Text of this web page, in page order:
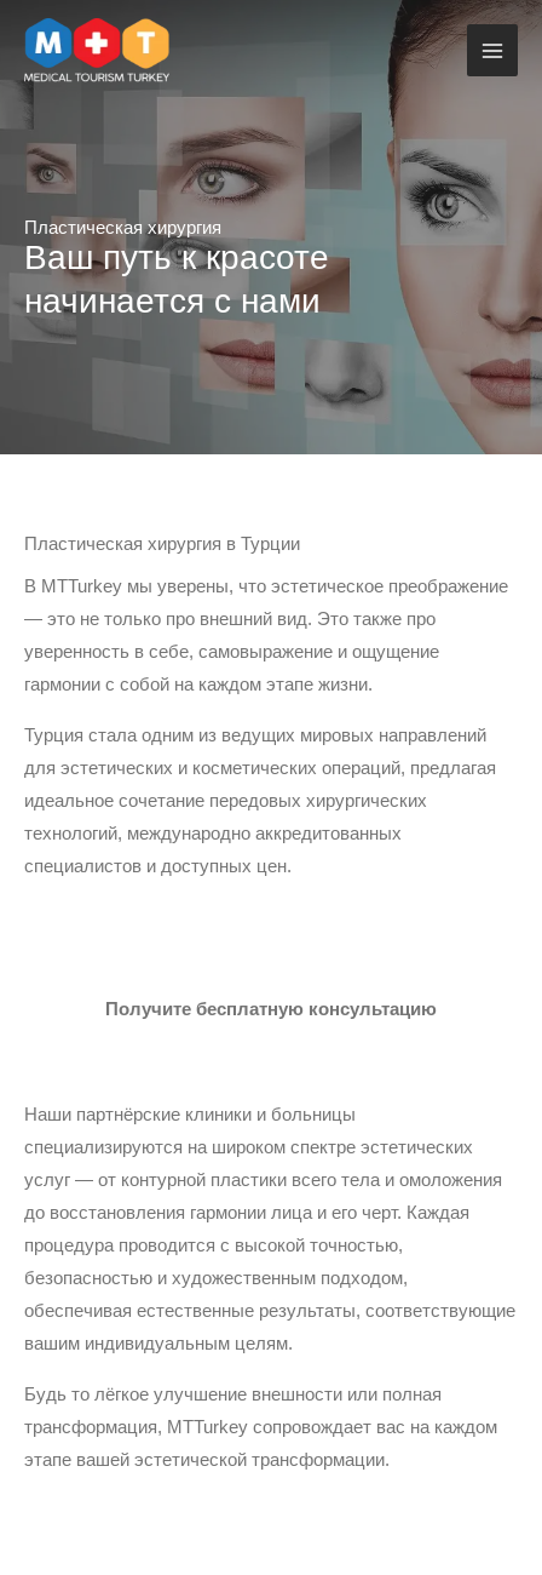
Перейти
содержимому
Пластическая хирургия
Ваш путь к красоте
начинается с нами
Пластическая хирургия в Турции
В MTTurkey мы уверены, что эстетическое преображение
— это не только про внешний вид. Это также про
уверенность в себе, самовыражение и ощущение
гармонии с собой на каждом этапе жизни.
Турция стала одним из ведущих мировых направлений
для эстетических и косметических операций, предлагая
идеальное сочетание передовых хирургических
технологий, международно аккредитованных
специалистов и доступных цен.
Получите бесплатную консультацию
Наши партнёрские клиники и больницы
специализируются на широком спектре эстетических
услуг — от контурной пластики всего тела и омоложения
до восстановления гармонии лица и его черт. Каждая
процедура проводится с высокой точностью,
безопасностью и художественным подходом,
обеспечивая естественные результаты, соответствующие
вашим индивидуальным целям.
Будь то лёгкое улучшение внешности или полная
трансформация, MTTurkey сопровождает вас на каждом
этапе вашей эстетической трансформации.